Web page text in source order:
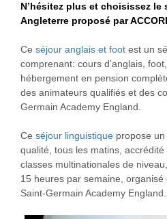
N’hésitez plus et choisissez le
Angleterre proposé par
Ce séjour anglais et foot est un
comprenant: cours d’anglais,
hébergement en pension
des animateurs qualifiés et des
Germain Academy England.
Ce séjour linguistique propose un
qualité, tous les matins,
classes multinationales de
15 heures par semaine,
Saint-Germain Academy England.